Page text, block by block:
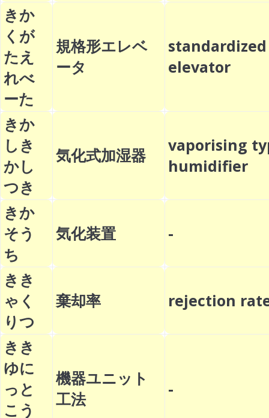
きか
くが
たえ
れべ
ーた
規格形エレベ
ータ
standardized
elevator
きか
しき
かし
つき
気化式加湿器
vaporising
humidifier
きか
そう
ち
気化装置 -
きき
ゃく
りつ
棄却率 rejection
きき
ゆに
っと
こう
機器ユニット
工法
-